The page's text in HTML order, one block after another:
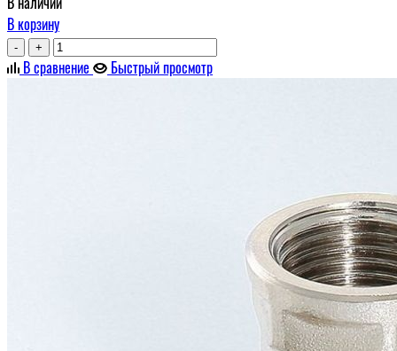
В корзину
- +
В сравнение Быстрый просмотр